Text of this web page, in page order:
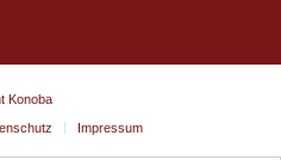
Konoba
Impressum